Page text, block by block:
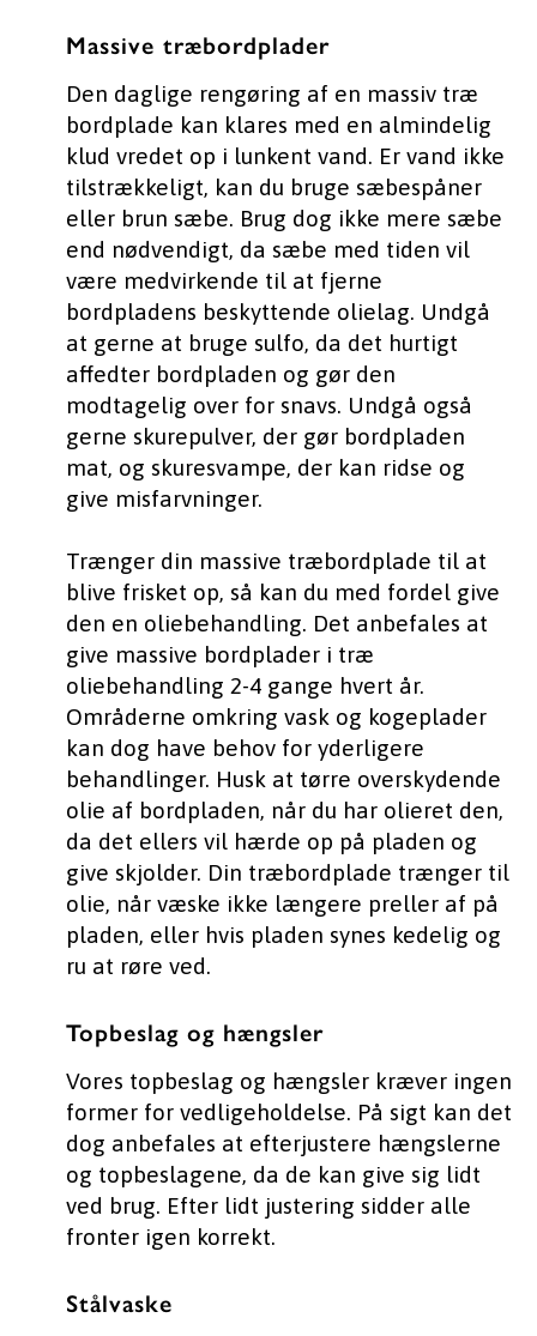
Massive træbordplader
Den daglige rengøring af en massiv træ
bordplade kan klares med en almindelig
klud vredet op i lunkent vand. Er vand ikke
tilstrækkeligt, kan du bruge sæbespåner
eller brun sæbe. Brug dog ikke mere sæbe
end nødvendigt, da sæbe med tiden vil
være medvirkende til at fjerne
bordpladens beskyttende olielag. Undgå
at gerne at bruge sulfo, da det hurtigt
affedter bordpladen og gør den
modtagelig over for snavs. Undgå også
gerne skurepulver, der gør bordpladen
mat, og skuresvampe, der kan ridse og
give misfarvninger.
Trænger din massive træbordplade til at
blive frisket op, så kan du med fordel give
den en oliebehandling. Det anbefales at
give massive bordplader i træ
oliebehandling 2-4 gange hvert år.
Områderne omkring vask og kogeplader
kan dog have behov for yderligere
behandlinger. Husk at tørre overskydende
olie af bordpladen, når du har olieret den,
da det ellers vil hærde op på pladen og
give skjolder. Din træbordplade trænger til
olie, når væske ikke længere preller af på
pladen, eller hvis pladen synes kedelig og
ru at røre ved.
Topbeslag og hængsler
Vores topbeslag og hængsler kræver ingen
former for vedligeholdelse. På sigt kan det
dog anbefales at efterjustere hængslerne
og topbeslagene, da de kan give sig lidt
ved brug. Efter lidt justering sidder alle
fronter igen korrekt.
Stålvaske